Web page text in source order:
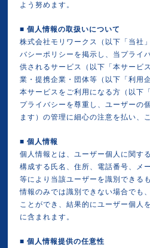
よう努めます。
■ 個人情報の取扱いについて
株式会社モリワークス（以下「当社
バシーポリシーを掲示し、当プライ
供されるサービス（以下「本サービ
業・提携企業・団体等（以下「利用
本サービスをご利用になる方（以下
プライバシーを尊重し、ユーザーの
ます）の管理に細心の注意を払い、
■個人情報
個人情報とは、ユーザー個人に関す
構成する氏名、住所、電話番号、メ
等により当該ユーザーを識別できる
情報のみでは識別できない場合でも
ことができ、結果的にユーザー個人
に含まれます。
■個人情報提供の任意性